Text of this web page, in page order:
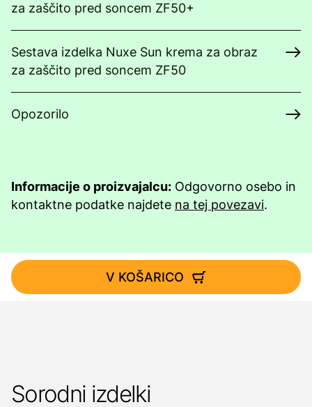
za zaščito pred soncem ZF50+
Sestava izdelka Nuxe Sun krema za obraz
za zaščito pred soncem ZF50
Opozorilo
Informacije o proizvajalcu: Odgovorno osebo in
kontaktne podatke najdete na tej povezavi.
V KOŠARICO
Sorodni izdelki